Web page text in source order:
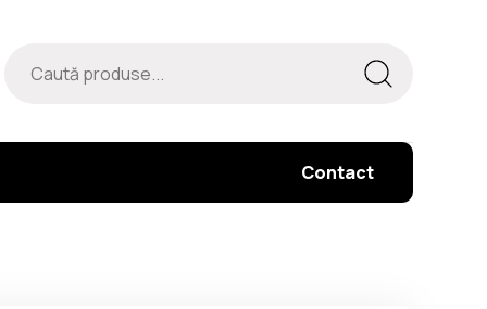
Contact